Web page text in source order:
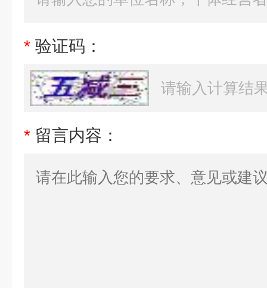
* 验证码：
* 留言内容：